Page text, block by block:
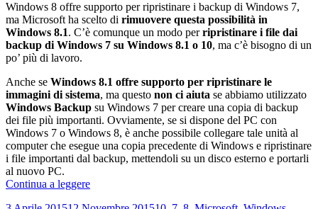
Windows 8 offre supporto per ripristinare i backup di Windows 7,
ma Microsoft ha scelto di rimuovere questa possibilità in
Windows 8.1. C’è comunque un modo perripristinare i file dai
backup di Windows 7 su Windows 8.1 o 10, ma c’è bisogno di un
po’ più di lavoro.
Anche se Windows 8.1 offre supporto per ripristinare le
immagini di sistema, ma questo non ci aiuta se abbiamo utilizzato
Windows Backup su Windows 7 per creare una copia di backup
dei file più importanti. Ovviamente, se si dispone del PC con
Windows 7 o Windows 8, è anche possibile collegare tale unità al
computer che esegue una copia precedente di Windows e ripristinare
i file importanti dal backup, mettendoli su un disco esterno e portarli
al nuovo PC.
Continua a leggereCome